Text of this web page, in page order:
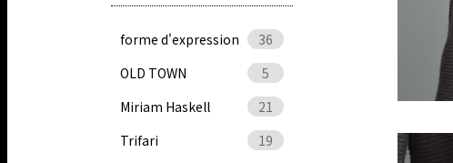
forme d'expression
36
OLD TOWN
5
Miriam Haskell
21
Trifari
19